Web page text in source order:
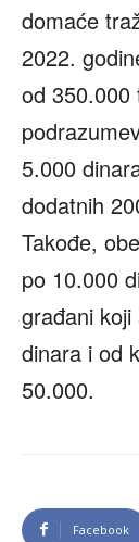
domaće
2022.
od 350.000
5.000
dodatnih
Takođe,
po 10.000
građani
dinara i od
50.000.
Facebook